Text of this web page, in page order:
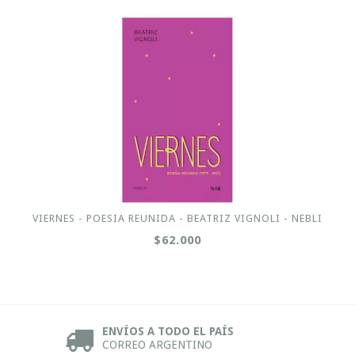
VIERNES - POESIA REUNIDA - BEATRIZ VIGNOLI - NEBLI
$62.000
ENVÍOS A TODO EL PAÍS
CORREO ARGENTINO